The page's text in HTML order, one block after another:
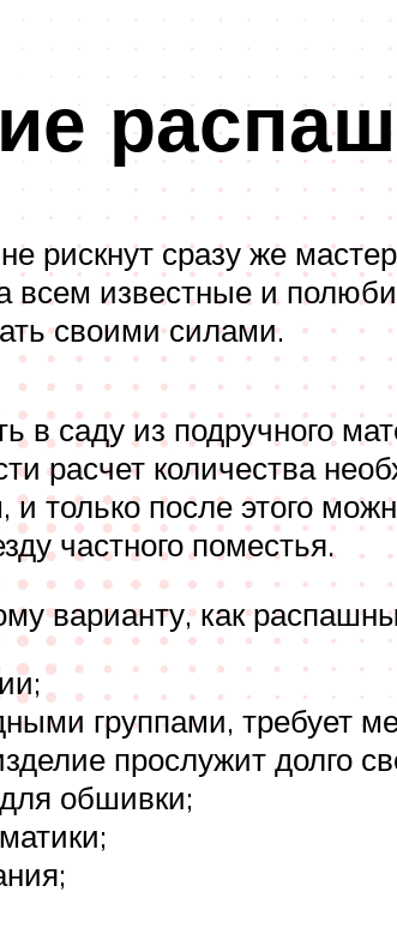
рискнут сразу же
известные и
своими силами.
в саду из подручного
расчет количества
только после этого
частного поместья.
варианту, как
группами, требует
прослужит долго
обшивки;